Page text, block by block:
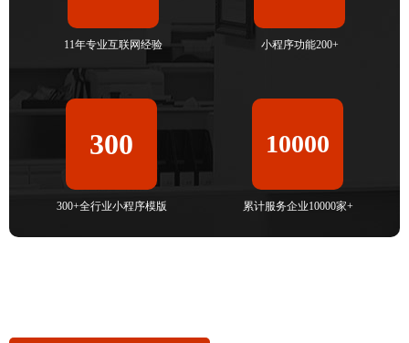
11年专业互联网经验 小程序功能200+
300
300+全行业小程序模版
10000
累计服务企业10000家+